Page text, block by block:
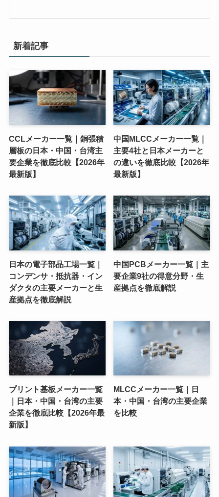
新着記事
CCLメーカー一覧｜銅張積
層板の日本・中国・台湾主
要企業を徹底比較【2026年
最新版】
中国MLCCメーカー一覧｜
主要4社と日本メーカーと
の違いを徹底比較【2026年
最新版】
日本の電子部品工場一覧｜
コンデンサ・抵抗器・イン
ダクタの主要メーカーと生
産拠点を徹底解説
中国PCBメーカー一覧｜主
要企業9社の得意分野・生
産拠点を徹底解説
プリント基板メーカー一覧
｜日本・中国・台湾の主要
企業を徹底比較【2026年最
新版】
MLCCメーカー一覧｜日
本・中国・台湾の主要企業
を比較